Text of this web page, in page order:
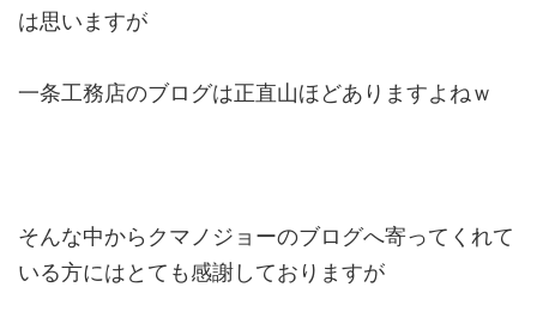
は思いますが
一条工務店のブログは正直山ほどありますよねｗ
そんな中からクマノジョーのブログへ寄ってくれて
いる方にはとても感謝しておりますが